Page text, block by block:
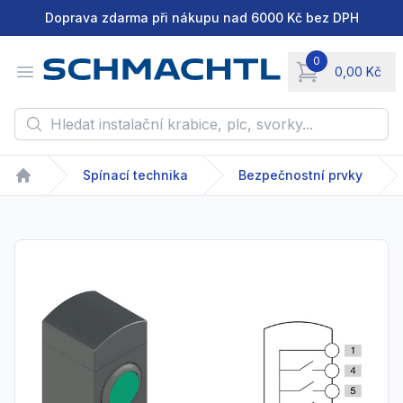
Doprava zdarma při nákupu nad 6000 Kč bez DPH
Open menu
0
0,00 Kč
items in cart,
Hledat instalační krabice, plc, svorky...
Home
Spínací technika Bezpečnostní prvky